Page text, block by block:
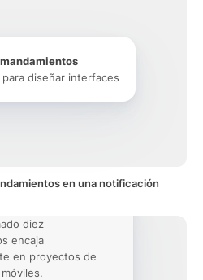
para diseñar interfaces
en una notificación
diez
encaja
en proyectos de